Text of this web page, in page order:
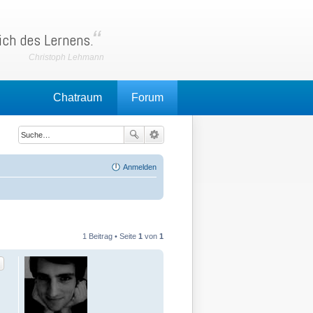
des Lernens.
Forum
Chatraum
Anmelden
1 Beitrag • Seite 1 von 1